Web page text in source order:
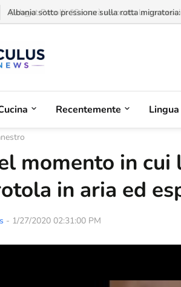
Behgjet Pacolli: "Se sarà revocata la
Recentemente Lingua
momento in
in aria ed
- 1/27/2020 02:31:00 PM